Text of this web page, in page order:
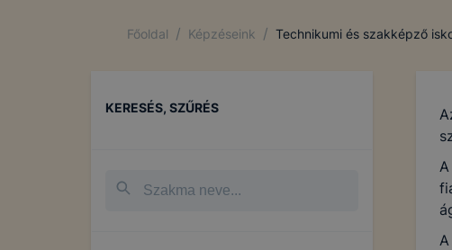
Főoldal / Képzéseink / Technikumi és szakképző
KERESÉS, SZŰRÉS